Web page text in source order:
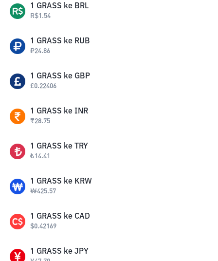
1 GRASS ke BRL
R$1.54
1 GRASS ke RUB
₽24.86
1 GRASS ke GBP
£0.22406
1 GRASS ke INR
₹28.75
1 GRASS ke TRY
₺14.41
1 GRASS ke KRW
₩425.57
1 GRASS ke CAD
$0.42169
1 GRASS ke JPY